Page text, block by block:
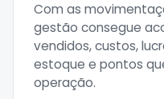
Com as
gestão consegue
vendidos, custos,
estoque e pontos
operação.